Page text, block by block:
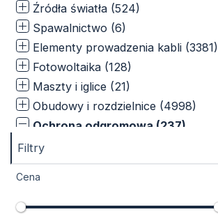
Źródła światła (524)
Spawalnictwo (6)
Elementy prowadzenia kabli (3381)
Fotowoltaika (128)
Maszty i iglice (21)
Obudowy i rozdzielnice (4998)
Ochrona odgromowa (237)
Uziomy (11)
Ograniczniki przepięć (60)
Filtry
Cena